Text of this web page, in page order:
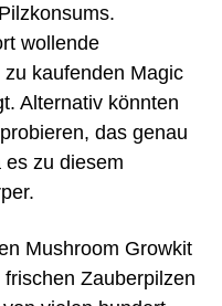
wollende
zu kaufenden Magic
Alternativ könnten
das genau
zu diesem
Mushroom Growkit
Zauberpilzen